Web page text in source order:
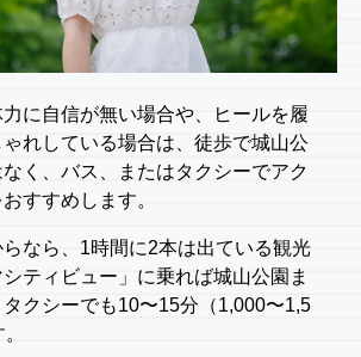
に自信が無い場合や、ヒールを履
れしている場合は、徒歩で城山公
く、バス、またはタクシーでアク
すすめします。
なら、1時間に2本は出ている観光
ティビュー」に乗れば城山公園ま
クシーでも10〜15分（1,000〜1,5